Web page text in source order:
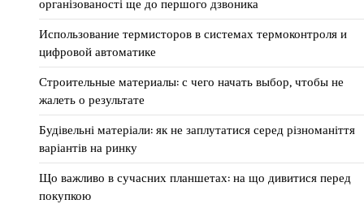
організованості ще до першого дзвоника
Использование термисторов в системах термоконтроля и
цифровой автоматике
Строительные материалы: с чего начать выбор, чтобы не
жалеть о результате
Будівельні матеріали: як не заплутатися серед різноманіття
варіантів на ринку
Що важливо в сучасних планшетах: на що дивитися перед
покупкою